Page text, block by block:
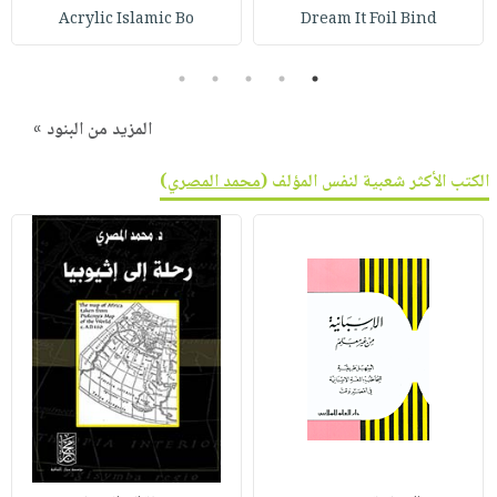
Dream It Foil Bind
Acrylic Islamic Bo
1
2
3
4
5
المزيد من البنود »
الكتب الأكثر شعبية لنفس المؤلف (محمد المصري)